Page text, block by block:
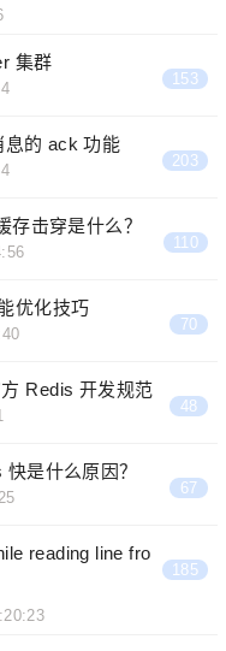
集群
153
的 ack 功能
203
存击穿是什么？
110
优化技巧
70
Redis 开发规范
48
是什么原因？
67
reading line fro
185